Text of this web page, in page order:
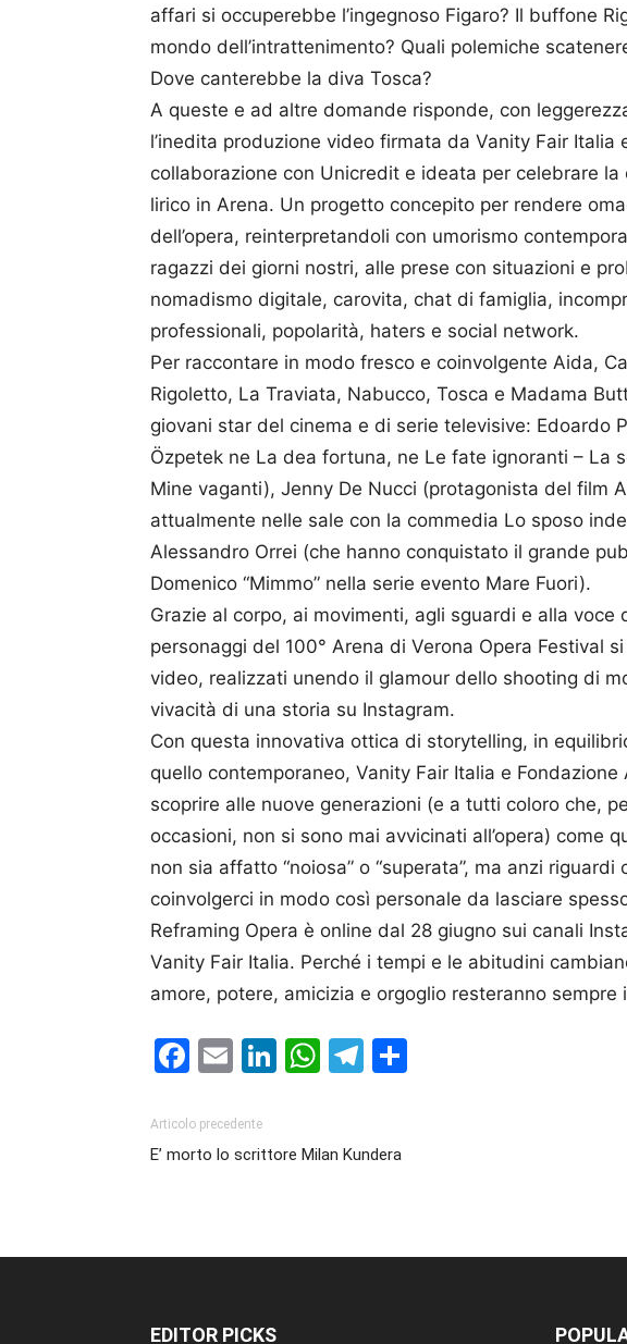
affari si occuperebbe l’ingegnoso Figaro? Il buffone
mondo dell’intrattenimento? Quali polemiche
Dove canterebbe la diva Tosca?
A queste e ad altre domande risponde, con
l’inedita produzione video firmata da Vanity Fair Italia
collaborazione con Unicredit e ideata per celebrare
lirico in Arena. Un progetto concepito per rendere
dell’opera, reinterpretandoli con umorismo
ragazzi dei giorni nostri, alle prese con situazioni e
nomadismo digitale, carovita, chat di famiglia,
professionali, popolarità, haters e social network.
Per raccontare in modo fresco e coinvolgente Aida,
Rigoletto, La Traviata, Nabucco, Tosca e Madama
giovani star del cinema e di serie televisive: Edoardo
Özpetek ne La dea fortuna, ne Le fate ignoranti – La
Mine vaganti), Jenny De Nucci (protagonista del film
attualmente nelle sale con la commedia Lo sposo
Alessandro Orrei (che hanno conquistato il grande
Domenico “Mimmo” nella serie evento Mare Fuori).
Grazie al corpo, ai movimenti, agli sguardi e alla
personaggi del 100° Arena di Verona Opera Festival
video, realizzati unendo il glamour dello shooting di
vivacità di una storia su Instagram.
Con questa innovativa ottica di storytelling, in
quello contemporaneo, Vanity Fair Italia e
scoprire alle nuove generazioni (e a tutti coloro che,
occasioni, non si sono mai avvicinati all’opera) come
non sia affatto “noiosa” o “superata”, ma anzi
coinvolgerci in modo così personale da lasciare
Reframing Opera è online dal 28 giugno sui canali
Vanity Fair Italia. Perché i tempi e le abitudini
amore, potere, amicizia e orgoglio resteranno sempre
Facebook
EmailLinkedIn
WhatsApp
Telegram
Articolo precedente
E’ morto lo scrittore Milan Kundera
EDITOR PICKS